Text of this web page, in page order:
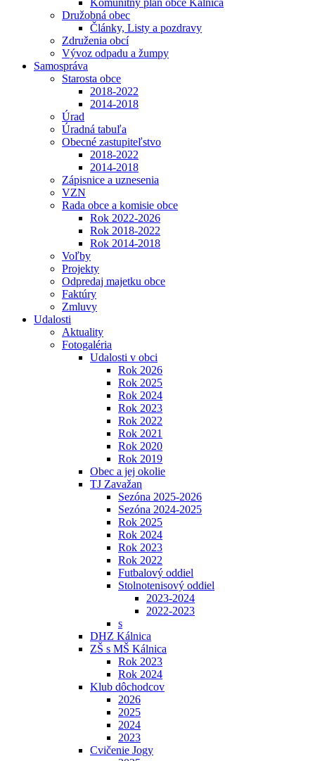
Komunitný plán obce Kálnica
Družobná obec
Články, Listy a pozdravy
Združenia obcí
Vývoz odpadu a žumpy
Samospráva
Starosta obce
2018-2022
2014-2018
Úrad
Úradná tabuľa
Obecné zastupiteľstvo
2018-2022
2014-2018
Zápisnice a uznesenia
VZN
Rada obce a komisie obce
Rok 2022-2026
Rok 2018-2022
Rok 2014-2018
Voľby
Projekty
Odpredaj majetku obce
Faktúry
Zmluvy
Udalosti
Aktuality
Fotogaléria
Udalosti v obci
Rok 2026
Rok 2025
Rok 2024
Rok 2023
Rok 2022
Rok 2021
Rok 2020
Rok 2019
Obec a jej okolie
TJ Zavažan
Sezóna 2025-2026
Sezóna 2024-2025
Rok 2025
Rok 2024
Rok 2023
Rok 2022
Futbalový oddiel
Stolnotenisový oddiel
2023-2024
2022-2023
s
DHZ Kálnica
ZŠ s MŠ Kálnica
Rok 2023
Rok 2024
Klub dôchodcov
2026
2025
2024
2023
Cvičenie Jogy